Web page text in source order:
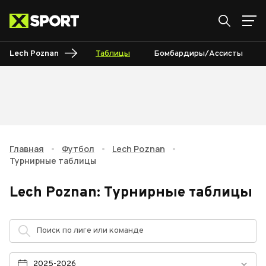
Lech Poznan Таблицы Бомбардиры/Ассисты
Главная • Футбол • Lech Poznan
•
Турнирные таблицы
Lech Poznan: Турнирные таблицы